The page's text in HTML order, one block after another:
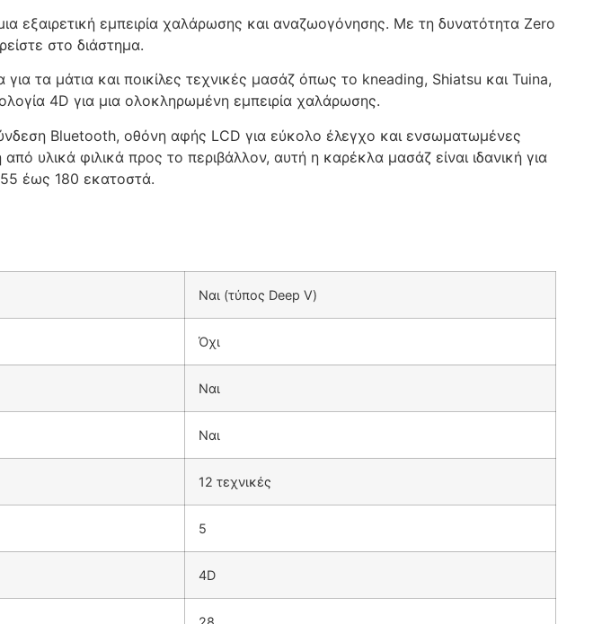
εξαιρετική εμπειρία χαλάρωσης και αναζωογόνησης. Με τη δυνατότητα Zero
στο διάστημα.
τα μάτια και ποικίλες τεχνικές μασάζ όπως το kneading, Shiatsu και Tuina,
4D για μια ολοκληρωμένη εμπειρία χαλάρωσης.
Bluetooth, οθόνη αφής LCD για εύκολο έλεγχο και ενσωματωμένες
υλικά φιλικά προς το περιβάλλον, αυτή η καρέκλα μασάζ είναι ιδανική για
έως 180 εκατοστά.
Ναι (τύπος Deep V)
Όχι
Ναι
Ναι
12 τεχνικές
5
4D